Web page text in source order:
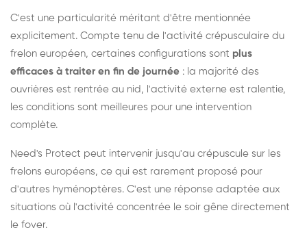
C'est une particularité méritant d'être mentionnée
explicitement. Compte tenu de l'activité crépusculaire du
frelon européen, certaines configurations sont plus
efficaces à traiter en fin de journée : la majorité des
ouvrières est rentrée au nid, l'activité externe est ralentie,
les conditions sont meilleures pour une intervention
complète.
Need's Protect peut intervenir jusqu'au crépuscule sur les
frelons européens, ce qui est rarement proposé pour
d'autres hyménoptères. C'est une réponse adaptée aux
situations où l'activité concentrée le soir gêne directement
le foyer.